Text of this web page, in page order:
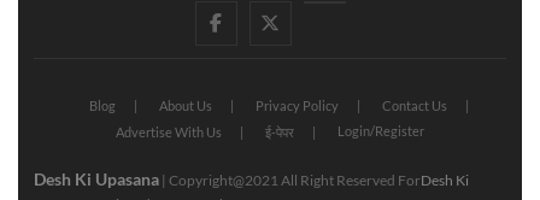
facebook
Blog About Us Privacy Policy
Contact Us
Advertise With Us
ई-पेपर Login/Register
Desh Ki Upasana| Copyright@2021 All Right Reserved ForDesh Ki